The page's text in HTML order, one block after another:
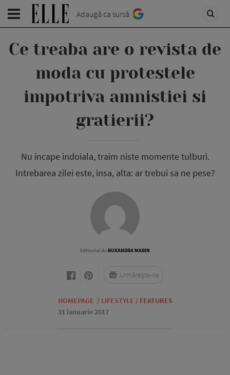
Adaugă ca sursă
Ce treaba are o revista de
moda cu protestele
impotriva amnistiei si
gratierii?
Nu incape indoiala, traim niste momente tulburi.
Intrebarea zilei este, insa, alta: ar trebui sa ne pese?
Editorial deRUXANDRA MARIN
HOMEPAGE / LIFESTYLE / FEATURES
31 ianuarie 2017
Urmărește-ne